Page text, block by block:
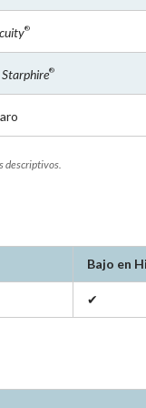
®
Starphire®
descriptivos.
Bajo en
✔